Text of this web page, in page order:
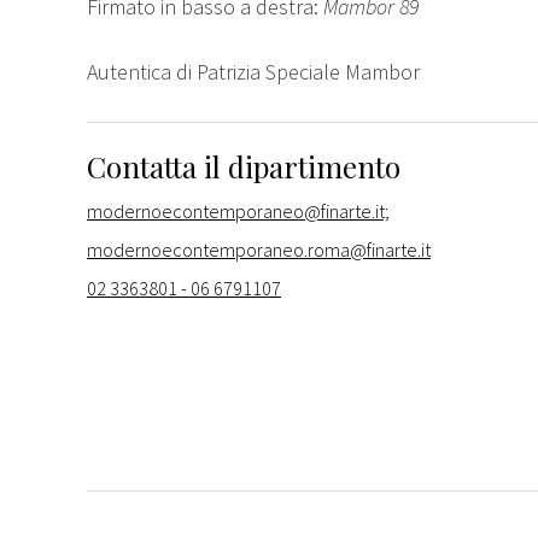
Firmato in basso a destra: Mambor 89
Autentica di Patrizia Speciale Mambor
Contatta il dipartimento
modernoecontemporaneo@finarte.it;
modernoecontemporaneo.roma@finarte.it
02 3363801 - 06 6791107